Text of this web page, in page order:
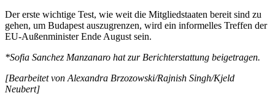
Der erste wichtige Test, wie weit die Mitgliedstaaten bereit sind zu
gehen, um Budapest auszugrenzen, wird ein informelles Treffen der
EU-Außenminister Ende August sein.
*Sofia Sanchez Manzanaro hat zur Berichterstattung beigetragen.
[Bearbeitet von Alexandra Brzozowski/Rajnish Singh/Kjeld
Neubert]